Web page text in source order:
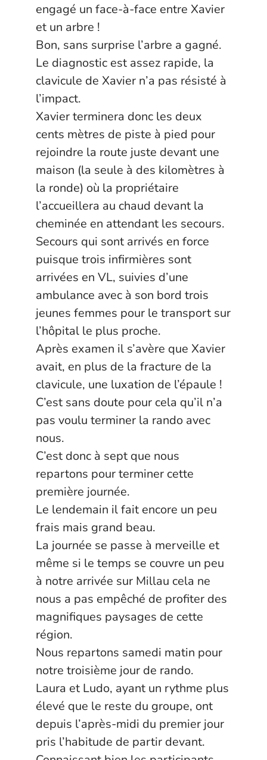
engagé un face-à-face entre Xavier
et un arbre !
Bon, sans surprise l’arbre a gagné.
Le diagnostic est assez rapide, la
clavicule de Xavier n’a pas résisté à
l’impact.
Xavier terminera donc les deux
cents mètres de piste à pied pour
rejoindre la route juste devant une
maison (la seule à des kilomètres à
la ronde) où la propriétaire
l’accueillera au chaud devant la
cheminée en attendant les secours.
Secours qui sont arrivés en force
puisque trois infirmières sont
arrivées en VL, suivies d’une
ambulance avec à son bord trois
jeunes femmes pour le transport sur
l’hôpital le plus proche.
Après examen il s’avère que Xavier
avait, en plus de la fracture de la
clavicule, une luxation de l’épaule !
C’est sans doute pour cela qu’il n’a
pas voulu terminer la rando avec
nous.
C’est donc à sept que nous
repartons pour terminer cette
première journée.
Le lendemain il fait encore un peu
frais mais grand beau.
La journée se passe à merveille et
même si le temps se couvre un peu
à notre arrivée sur Millau cela ne
nous a pas empêché de profiter des
magnifiques paysages de cette
région.
Nous repartons samedi matin pour
notre troisième jour de rando.
Laura et Ludo, ayant un rythme plus
élevé que le reste du groupe, ont
depuis l’après-midi du premier jour
pris l’habitude de partir devant.